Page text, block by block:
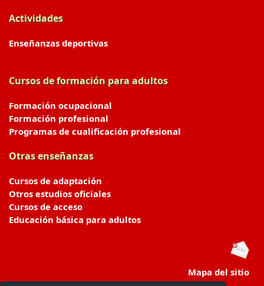
Actividades
Enseñanzas deportivas
Cursos de formación para adultos
Formación ocupacional
Formación profesional
Programas de cualificación profesional
Otras enseñanzas
Cursos de adaptación
Otros estudios oficiales
Cursos de acceso
Educación básica para adultos
Mapa del sitio